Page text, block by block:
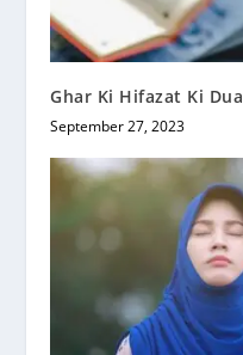
Ghar Ki Hifazat Ki Dua
September 27, 2023